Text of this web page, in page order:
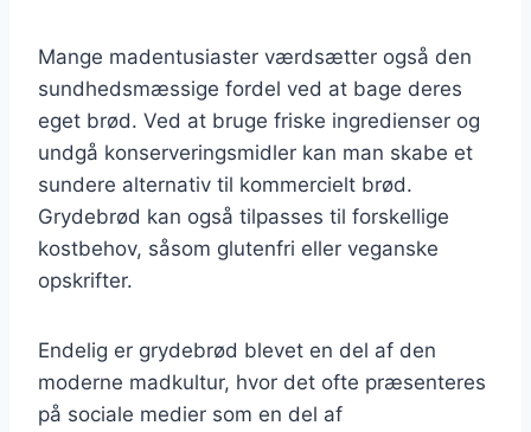
Mange madentusiaster værdsætter også den
sundhedsmæssige fordel ved at bage deres
eget brød. Ved at bruge friske ingredienser og
undgå konserveringsmidler kan man skabe et
sundere alternativ til kommercielt brød.
Grydebrød kan også tilpasses til forskellige
kostbehov, såsom glutenfri eller veganske
opskrifter.
Endelig er grydebrød blevet en del af den
moderne madkultur, hvor det ofte præsenteres
på sociale medier som en del af